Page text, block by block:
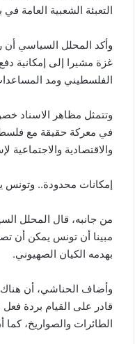
التعبئة الشعبية العامة
وأكد المحلل السياسي أن
غزة مشيرا إلى إمكانية
الفلسطيني ومد
وتتمثل مظاهر الاسناد
في معركة حقيقة مع
والاقتصادية
إمكانات محدودة.. وتونس
من جانبه، قال المحلل
مبينا أن تونس يمكن أن
بهدمه الكيان الصهيوني.
وأضاف الحناشي، أن هناك
قادر على القيام بردة
الطائرات والصواريخ،